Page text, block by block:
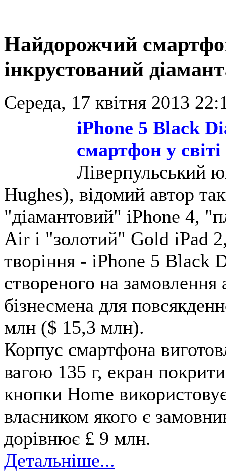
Найдорожчий смартфон
інкрустований
Середа, 17 квітня 2013
iPhone 5 Black
смартфон у
Ліверпульський
Hughes), відомий автор
"діамантовий" iPhone 4,
Air і "золотий" Gold iPad
творіння - iPhone 5 Black
створеного на замовлення
бізнесмена для
млн ($ 15,3 млн).
Корпус смартфона
вагою 135 г, екран
кнопки Home
власником якого є
дорівнює £ 9 млн.
Детальніше...